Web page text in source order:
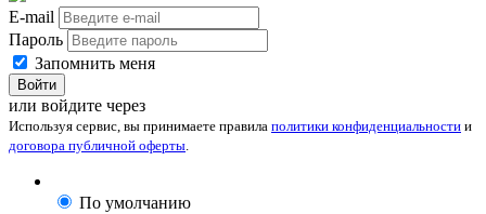
E-mail
Пароль
Запомнить меня
Войти
или войдите через
Используя сервис, вы принимаете правила политики конфиденциальности и
договора публичной оферты.
По умолчанию